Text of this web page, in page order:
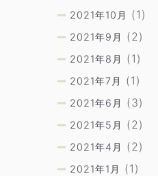
2021年10月 (1)
2021年9月 (2)
2021年8月 (1)
2021年7月 (1)
2021年6月 (3)
2021年5月 (2)
2021年4月 (2)
2021年1月 (1)